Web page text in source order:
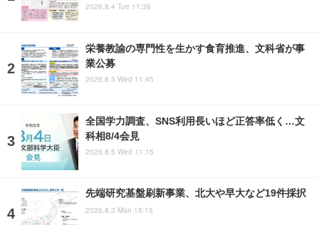
2026.8.4 Tue 11:36
栄養教諭の専門性を生かす食育推進、文科省が事
業公募
2026.8.5 Wed 11:45
全国学力調査、SNS利用長いほど正答率低く…文
科相8/4会見
2026.8.5 Wed 11:15
先端研究基盤刷新事業、北大や早大など19件採択
2026.8.3 Mon 18:15